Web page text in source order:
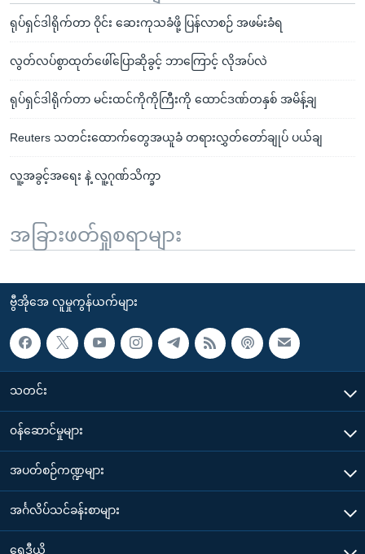
ရုပ်ရှင်ဒါရိုက်တာ ဝိုင်း ဆေးကုသခံဖို့ ပြန်လာစဉ် အဖမ်းခံရ
လွတ်လပ်စွာထုတ်ဖေါ်ပြောဆိုခွင့် ဘာကြောင့် လိုအပ်လဲ
ရုပ်ရှင်ဒါရိုက်တာ မင်းထင်ကိုကိုကြီးကို ထောင်ဒဏ်တနှစ် အမိန့်ချ
Reuters သတင်းထောက်တွေအယူခံ တရားလွှတ်တော်ချုပ် ပယ်ချ
လူ့အခွင့်အရေး နဲ့ လူ့ဂုဏ်သိက္ခာ
အခြားဖတ်ရှုစရာများ
ဗွီအိုအေ လူမှုကွန်ယက်များ
သတင်း
၀န်ဆောင်မှုများ
အပတ်စဉ်ကဏ္ဍများ
အင်္ဂလိပ်သင်ခန်းစာများ
ရေဒီယို